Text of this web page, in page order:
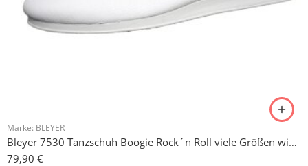
Marke: BLEYER
Bleyer 7530 Tanzschuh Boogie Rock´n Roll viele Größen wieder eingetroffen!
79,90 €